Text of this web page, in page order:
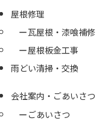
屋根修理
瓦屋根・漆喰補修
屋根板金工事
雨どい清掃・交換
会社案内・ごあいさつ
ごあいさつ